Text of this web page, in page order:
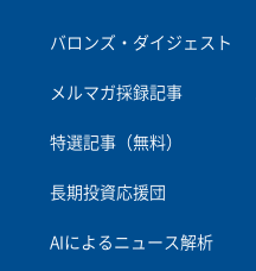
バロンズ・ダイジェスト
メルマガ採録記事
特選記事（無料）
長期投資応援団
AIによるニュース解析